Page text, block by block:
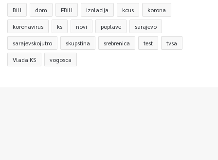
BiH dom FBiH izolacija kcus korona
koronavirus ks novi poplave sarajevo
sarajevskojutro skupstina srebrenica test tvsa
Vlada KS vogosca